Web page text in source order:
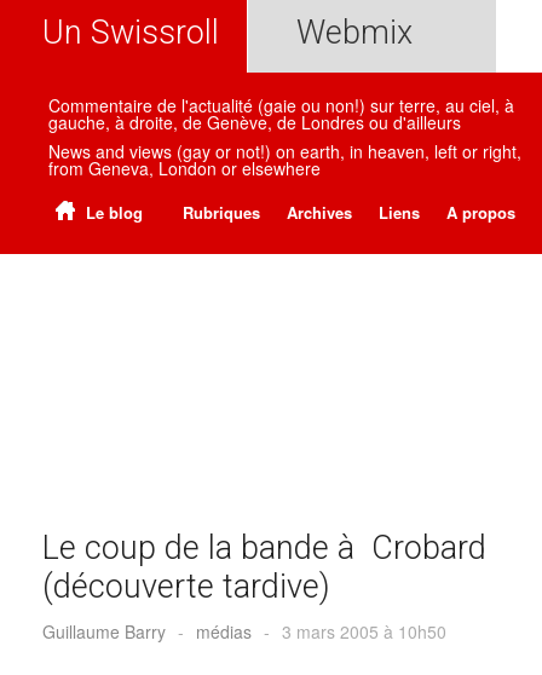
Un Swissroll Webmix
Commentaire de l'actualité (gaie ou non!) sur terre, au ciel, à
gauche, à droite, de Genève, de Londres ou d'ailleurs
News and views (gay or not!) on earth, in heaven, left or right,
from Geneva, London or elsewhere
Le blog Rubriques Archives Liens A propos
Le coup de la bande à Crobard
(découverte tardive)
Guillaume Barry - médias - 3 mars 2005 à 10h50